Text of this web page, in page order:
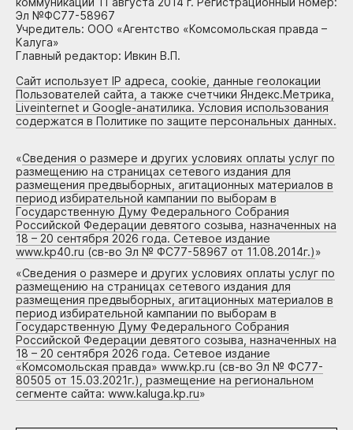
Эл №ФС77-58967
Учредитель: ООО «Агентство «Комсомольская правда –
Калуга»
Главный редактор: Ивкин В.П.
Сайт использует IP адреса, cookie, данные геолокации
Пользователей сайта, а также счетчики Яндекс.Метрика,
Liveinternet и Google-анатилика. Условия использования
содержатся в Политике по защите персональных данных.
«Сведения о размере и других условиях оплаты услуг по
размещению на страницах сетевого издания для
размещения предвыборных, агитационных материалов в
период избирательной кампании по выборам в
Государственную Думу Федерального Собрания
Российской Федерации девятого созыва, назначенных на
18 – 20 сентября 2026 года. Сетевое издание
www.kp40.ru (св-во Эл № ФС77-58967 от 11.08.2014г.)»
«Сведения о размере и других условиях оплаты услуг по
размещению на страницах сетевого издания для
размещения предвыборных, агитационных материалов в
период избирательной кампании по выборам в
Государственную Думу Федерального Собрания
Российской Федерации девятого созыва, назначенных на
18 – 20 сентября 2026 года. Сетевое издание
«Комсомольская правда» www.kp.ru (св-во Эл № ФС77-
80505 от 15.03.2021г.), размещение на региональном
сегменте сайта: www.kaluga.kp.ru»